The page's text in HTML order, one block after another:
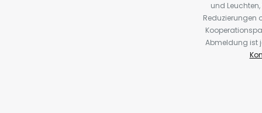
und
Reduzierungen
Abmeldung ist